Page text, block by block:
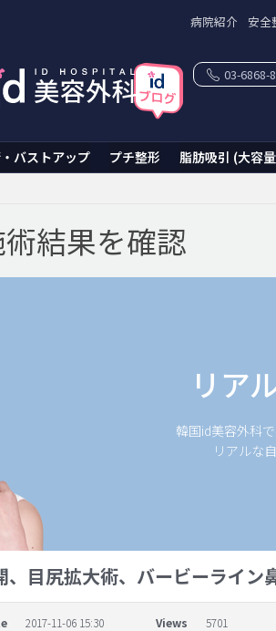
病院紹介 安全
バストアップ プチ整形 脂肪吸引 (大容
03-6868-
結果を確認
リア
韓国id美容外科
リアルな
目尻拡大術、バービーライン
2017-11-06 15:30 Views 5701